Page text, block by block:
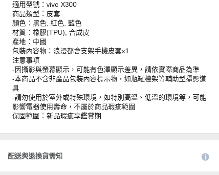
適用型號：vivo X300
商品類型：皮套
顏色：黑色, 紅色, 藍色
材質：橡膠(TPU), 合成皮
產地：中國
包裝內容物：浪漫都會支架手機皮套x1
注意事項
-因攝影與螢幕顯示，可能有色澤顯示差異，請依實際商品為準
-本商品不含非產品包裝內容標示物，如瓶罐檯架等輔助型攝影道
具
-請勿使用於室外或特殊環境，如特別高溫、低溫的環境等，可能
影響電器使用壽命，不屬於商品瑕疵範圍
保固範圍：新品瑕疵享鑑賞期
配送與退換貨需知